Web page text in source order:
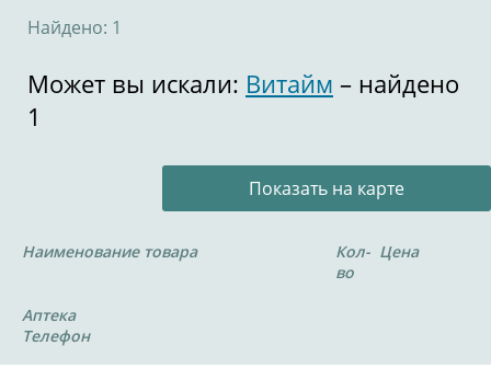
Найдено: 1
Может вы искали: Витайм – найдено
1
Показать на карте
Наименование товара
Кол-
во
Цена
Аптека
Телефон